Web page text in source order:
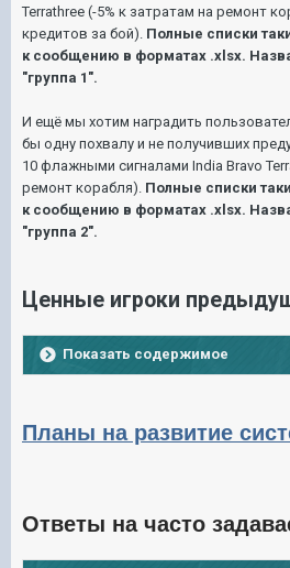
Terrathree (-5% к затратам на ремонт
кредитов за бой). Полные списки
к сообщению в форматах .xlsx.
"группа 1".
И ещё мы хотим наградить
бы одну похвалу и не получивших
10 флажными сигналами India Bravo
ремонт корабля). Полные списки
к сообщению в форматах .xlsx.
"группа 2".
Ценные игроки
Показать содержимое
Планы на развитие
Ответы на часто